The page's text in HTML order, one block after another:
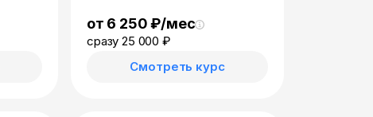
от 6 250 ₽/мес
сразу 25 000 ₽
Смотреть курс